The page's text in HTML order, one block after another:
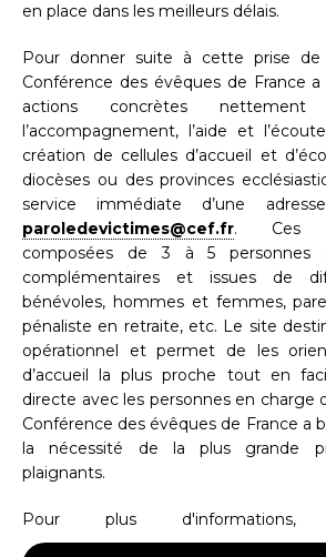
en place dans les meilleurs délais.
Pour donner suite à cette prise de
Conférence des évêques de France
actions concrètes
l’accompagnement, l’aide et
création de cellules d’accueil et
diocèses ou des provinces
service immédiate d’une
paroledevictimes@cef.fr. Ces
composées de 3 à 5 personnes
complémentaires et issues de
bénévoles, hommes et femmes,
pénaliste en retraite, etc. Le site
opérationnel et permet de les
d’accueil la plus proche tout en
directe avec les personnes en charge
Conférence des évêques de France a
la nécessité de la plus grande
plaignants.
Pour plus